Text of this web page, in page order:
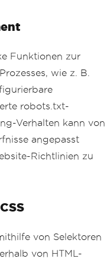
Funktionen zur
wie z. B.
robots.txt-
Verhalten kann von
angepasst
Richtlinien zu
von Selektoren
von HTML-